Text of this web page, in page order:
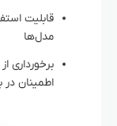
مدل‌ها
برخورداری
اطمینان در